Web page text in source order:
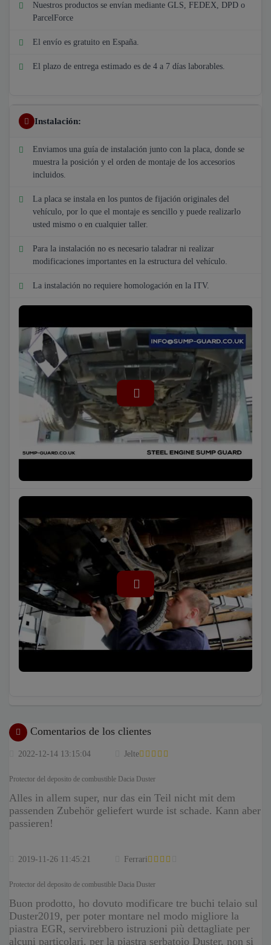
Nuestros productos se envían mediante GLS, FEDEX, DPD o
ParcelForce
El envío es gratuito en España.
El plazo de entrega estimado es de 4 a 7 días laborables.
Instalación:
Enviamos una guía de instalación junto con la placa, donde se
muestra la posición y el orden de montaje de los accesorios
incluidos.
La placa se instala en los puntos de fijación originales del
vehículo, por lo que el montaje es sencillo y puede realizarlo
usted mismo o en cualquier taller.
Para la instalación no es necesario taladrar ni realizar
modificaciones importantes en la estructura del vehículo.
La instalación no requiere homologación en la ITV.
Comentarios de los clientes
2022-12-14 13:15:04 Jelte
Protector del deposito de combustible Dacia Duster
Alles in allem super, nur das ein Teil nicht mit dem
passenden Zubehör geliefert wurde ist schade. Kann aber
passieren!
2019-11-26 11:45:21 Ferrari
Protector del deposito de combustible Dacia Duster
Buon prodotto, ho dovuto modificare tre buchi telaio sul
Duster2019, per poter montare nel modo migliore la
piastra EGR, servirebbero istruzioni più dettagliate per
alcuni particolari, per la piastra serbatoio Duster, non si